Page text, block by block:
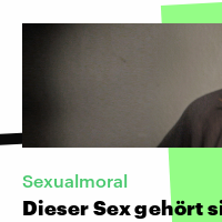
Sexualmoral
Dieser Sex gehört